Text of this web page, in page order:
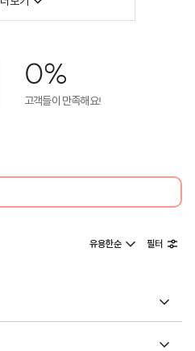
0%
고객들이 만족해요!
유용한순 필터